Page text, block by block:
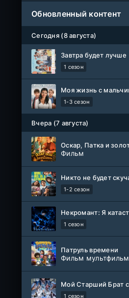
Обновленный контент
Сегодня (8 августа)
Завтра будет лучше
1 сезон
1-3 сезон
Вчера (7 августа)
Фильм
1-2 сезон
1 сезон
Патруль времени
Фильм мультфильм
1 сезон